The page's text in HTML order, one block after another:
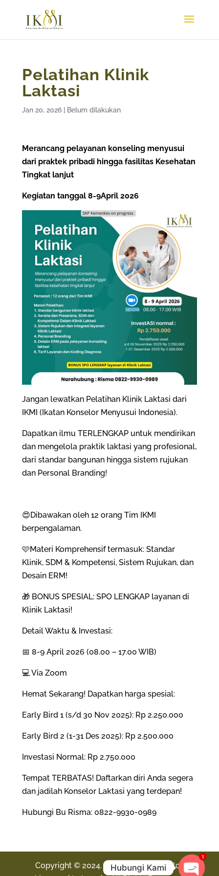
Pelatihan Klinik
Laktasi
Jan 20, 2026| Belum dilakukan
Merancang pelayanan konseling menyusui
dari praktek pribadi hingga fasilitas Kesehatan
Tingkat lanjut
Kegiatan tanggal 8-9April 2026
Jangan lewatkan Pelatihan Klinik Laktasi dari
IKMI (Ikatan Konselor Menyusui Indonesia).
Dapatkan ilmu TERLENGKAP untuk mendirikan
dan mengelola praktik laktasi yang profesional,
dari standar bangunan hingga sistem rujukan
dan Personal Branding!
😍​Dibawakan oleh 12 orang Tim IKMI
berpengalaman.
🩷​Materi Komprehensif termasuk: Standar
Klinik, SDM & Kompetensi, Sistem Rujukan, dan
Desain ERM!
🎁 ​BONUS SPESIAL: SPO LENGKAP layanan di
Klinik Laktasi!
​Detail Waktu & Investasi:
​📅 8-9 April 2026 (08.00 – 17.00 WIB)
​💻 Via Zoom
​Hemat Sekarang! Dapatkan harga spesial:
​Early Bird 1 (s/d 30 Nov 2025): Rp 2.250.000
​Early Bird 2 (1-31 Des 2025): Rp 2.500.000
​Investasi Normal: Rp 2.750.000
Tempat TERBATAS! Daftarkan diri Anda segera
dan jadilah Konselor Laktasi yang terdepan!
Hubungi Bu Risma: 0822-9930-0989
Copyright © 2024. IKMI - Ikatan Konselor
Hubungi Kami
1